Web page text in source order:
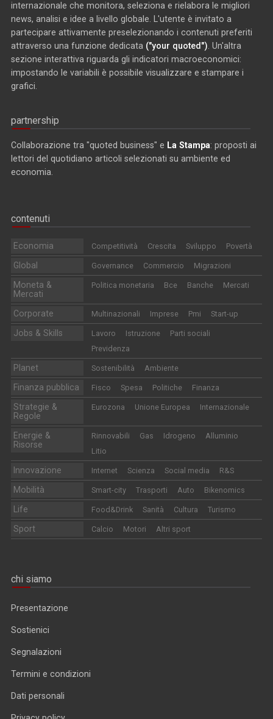
internazionale che monitora, seleziona e rielabora le migliori
news, analisi e idee a livello globale. L'utente è invitato a
partecipare attivamente preselezionando i contenuti preferiti
attraverso una funzione dedicata ("your quoted"). Un'altra
sezione interattiva riguarda gli indicatori macroeconomici:
impostando le variabili è possibile visualizzare e stampare i
grafici.
partnership
Collaborazione tra "quoted business" e La Stampa: proposti ai
lettori del quotidiano articoli selezionati su ambiente ed
economia.
contenuti
Economia Competitività Crescita Sviluppo Povertà
Global Governance Commercio Migrazioni
Moneta &
Mercati
Politica monetaria Bce Banche Mercati
Corporate Multinazionali Imprese Pmi Start-up
Jobs & Skills Lavoro Istruzione
Parti sociali
Previdenza
Planet Sostenibilità Ambiente
Finanza pubblica Fisco Spesa Politiche Finanza
Strategie &
Regole
Eurozona Unione Europea Internazionale
Energie &
Risorse
Rinnovabili Gas Idrogeno
Alluminio
Litio
Innovazione Internet Scienza Social media R&S
Mobilità Smart-city Trasporti Auto Bikenomics
Life Food&Drink Sanità Cultura Turismo
Sport Calcio Motori Altri sport
chi siamo
Presentazione
Sostienici
Segnalazioni
Termini e condizioni
Dati personali